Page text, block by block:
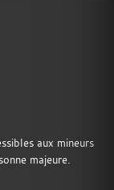
aux mineurs
majeure.